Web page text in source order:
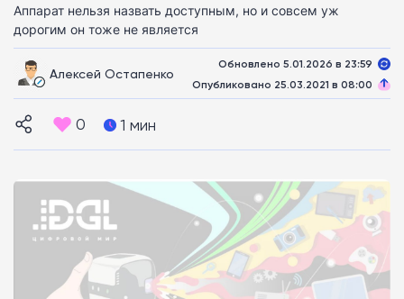
Аппарат нельзя назвать доступным, но и совсем уж
дорогим он тоже не является
Алексей Остапенко
Обновлено 5.01.2026 в 23:59
Опубликовано 25.03.2021 в 08:00
0 1 мин